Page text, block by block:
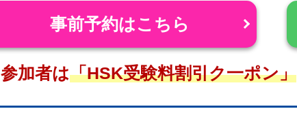
事前予約はこちら
参加者は「HSK受験料割引ク一ポン」